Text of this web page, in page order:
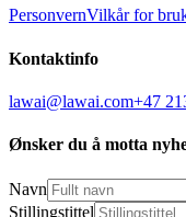
PersonvernVilkår for
Kontaktinfo
lawai@lawai.com+47
Ønsker du å motta
Navn
Stillingstittel